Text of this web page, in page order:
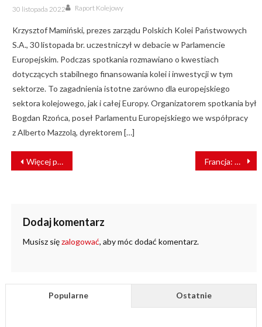
Posted
on
30 listopada 2022 Author
Raport Kolejowy
Krzysztof Mamiński, prezes zarządu Polskich Kolei Państwowych
S.A., 30 listopada br. uczestniczył w debacie w Parlamencie
Europejskim. Podczas spotkania rozmawiano o kwestiach
dotyczących stabilnego finansowania kolei i inwestycji w tym
sektorze. To zagadnienia istotne zarówno dla europejskiego
sektora kolejowego, jak i całej Europy. Organizatorem spotkania był
Bogdan Rzońca, poseł Parlamentu Europejskiego we współpracy
z Alberto Mazzolą, dyrektorem […]
NAWIGACJA
WPISU
Więcej patroli na stacjach i mostach. SOK w wakacje dba o bezpieczeństwo młodzieży Francja: do pociągu tylko z certyfikatem covidowym
Dodaj komentarz
Musisz sięzalogować, aby móc dodać komentarz.
Popularne Ostatnie